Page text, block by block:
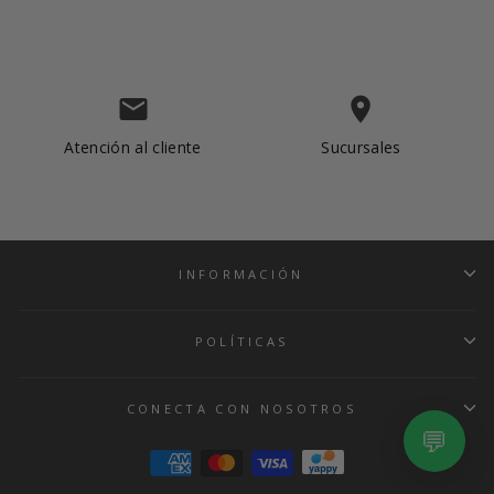
💬
Albrook Mall
email
Atención al cliente
place
Sucursales
INFORMACIÓN
POLÍTICAS
CONECTA CON NOSOTROS